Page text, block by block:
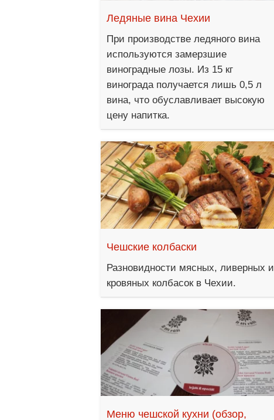
Ледяные вина Чехии
При производстве ледяного вина
используются замерзшие
виноградные лозы. Из 15 кг
винограда получается лишь 0,5 л
вина, что обуславливает высокую
цену напитка.
Чешские колбаски
Разновидности мясных, ливерных и
кровяных колбасок в Чехии.
Меню чешской кухни (обзор,